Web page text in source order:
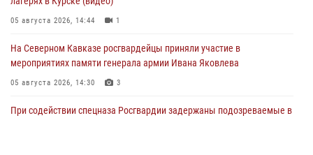
05 августа 2026, 14:44 1
На Северном Кавказе росгвардейцы приняли участие в
мероприятиях памяти генерала армии Ивана Яковлева
05 августа 2026, 14:30 3
При содействии спецназа Росгвардии задержаны подозреваемые в